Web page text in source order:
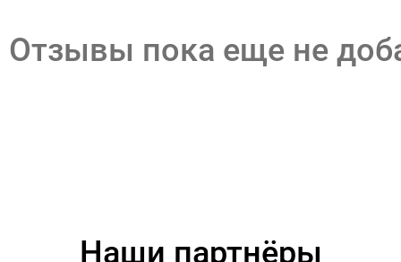
Отзывы пока еще не
Наши партнёры